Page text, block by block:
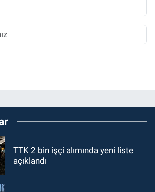
TTK 2 bin işçi alımında yeni liste
açıklandı